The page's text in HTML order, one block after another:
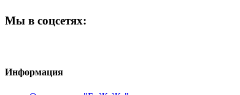
Мы в соцсетях:
Информация